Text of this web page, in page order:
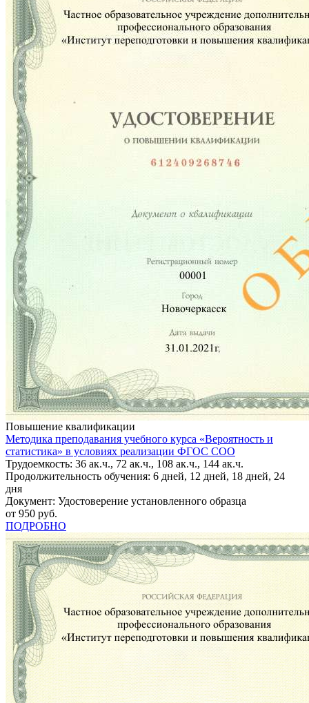
Повышение квалификации
Методика преподавания учебного курса «Вероятность и
статистика» в условиях реализации ФГОС СОО
Трудоемкость: 36 ак.ч., 72 ак.ч., 108 ак.ч., 144 ак.ч.
Продолжительность обучения: 6 дней, 12 дней, 18 дней, 24
дня
Документ: Удостоверение установленного образца
от 950 руб.
ПОДРОБНО